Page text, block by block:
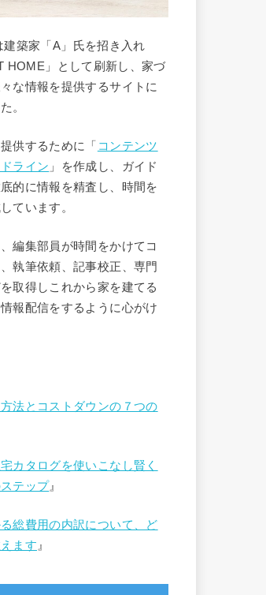
築家「A」氏を招き入れ
HOME」として刷新し、家づ
な情報を提供するサイトに
。
供するために「 コンテンツ
ライン 」を作成し、ガイド
的に情報を精査し、時間を
ています。
編集部員が時間をかけてコ
執筆依頼、記事校正、専門
取得しこれから家を建てる
報配信をするように心がけ
法とコストダウンの７つの
カタログを使いこなし賢く
テップ』
総費用の内訳について、ど
ます 』